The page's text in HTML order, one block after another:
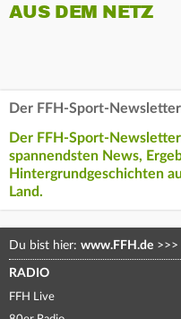
AUS DEM NETZ
Der FFH-Sport-Newsletter
Der FFH-Sport-
spannendsten News,
Hintergrundgeschichten
Land.
Du bist hier: www.FFH.de >>>
RADIO
FFH Live